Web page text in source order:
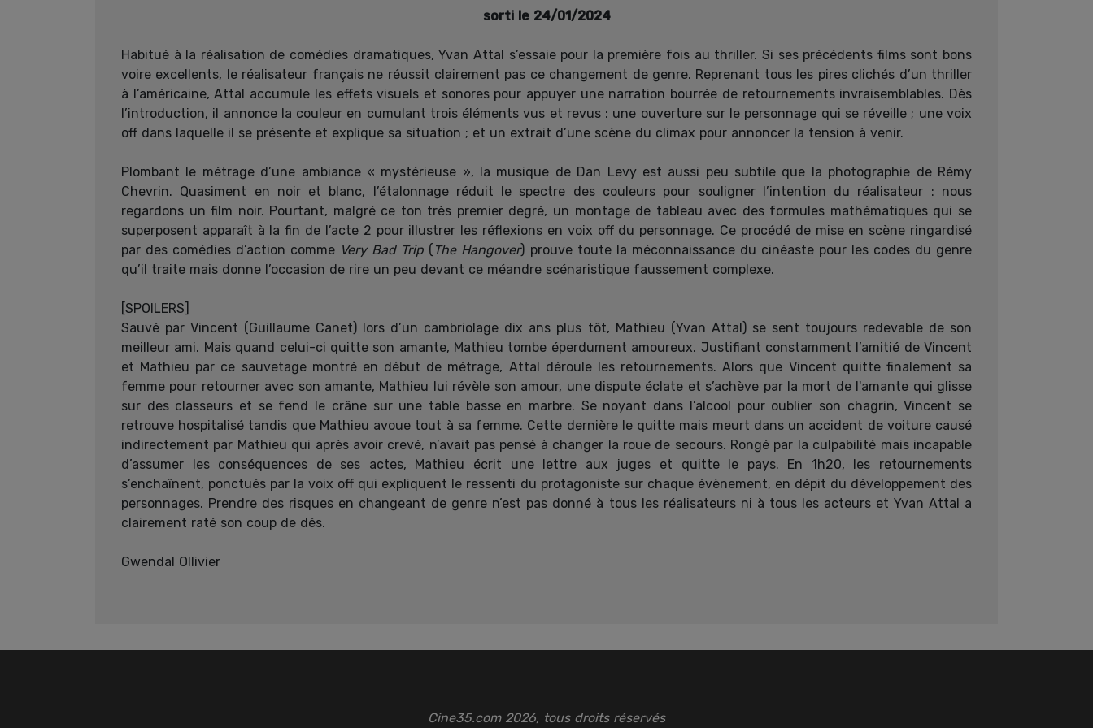
sorti le 24/01/2024
Habitué à la réalisation de comédies dramatiques, Yvan Attal s’essaie pour la première fois au thriller. Si ses précédents films sont bons
voire excellents, le réalisateur français ne réussit clairement pas ce changement de genre. Reprenant tous les pires clichés d’un thriller
à l’américaine, Attal accumule les effets visuels et sonores pour appuyer une narration bourrée de retournements invraisemblables. Dès
l’introduction, il annonce la couleur en cumulant trois éléments vus et revus : une ouverture sur le personnage qui se réveille ; une voix
off dans laquelle il se présente et explique sa situation ; et un extrait d’une scène du climax pour annoncer la tension à venir.
Plombant le métrage d’une ambiance « mystérieuse », la musique de Dan Levy est aussi peu subtile que la photographie de Rémy
Chevrin. Quasiment en noir et blanc, l’étalonnage réduit le spectre des couleurs pour souligner l’intention du réalisateur : nous
regardons un film noir. Pourtant, malgré ce ton très premier degré, un montage de tableau avec des formules mathématiques qui se
superposent apparaît à la fin de l’acte 2 pour illustrer les réflexions en voix off du personnage. Ce procédé de mise en scène ringardisé
par des comédies d’action comme Very Bad Trip ( The Hangover) prouve toute la méconnaissance du cinéaste pour les codes du genre
qu’il traite mais donne l’occasion de rire un peu devant ce méandre scénaristique faussement complexe.
[SPOILERS]
Sauvé par Vincent (Guillaume Canet) lors d’un cambriolage dix ans plus tôt, Mathieu (Yvan Attal) se sent toujours redevable de son
meilleur ami. Mais quand celui-ci quitte son amante, Mathieu tombe éperdument amoureux. Justifiant constamment l’amitié de Vincent
et Mathieu par ce sauvetage montré en début de métrage, Attal déroule les retournements. Alors que Vincent quitte finalement sa
femme pour retourner avec son amante, Mathieu lui révèle son amour, une dispute éclate et s’achève par la mort de l'amante qui glisse
sur des classeurs et se fend le crâne sur une table basse en marbre. Se noyant dans l’alcool pour oublier son chagrin, Vincent se
retrouve hospitalisé tandis que Mathieu avoue tout à sa femme. Cette dernière le quitte mais meurt dans un accident de voiture causé
indirectement par Mathieu qui après avoir crevé, n’avait pas pensé à changer la roue de secours. Rongé par la culpabilité mais incapable
d’assumer les conséquences de ses actes, Mathieu écrit une lettre aux juges et quitte le pays. En 1h20, les retournements
s’enchaînent, ponctués par la voix off qui expliquent le ressenti du protagoniste sur chaque évènement, en dépit du développement des
personnages. Prendre des risques en changeant de genre n’est pas donné à tous les réalisateurs ni à tous les acteurs et Yvan Attal a
clairement raté son coup de dés.
Gwendal Ollivier
Cine35.com 2026, tous droits réservés